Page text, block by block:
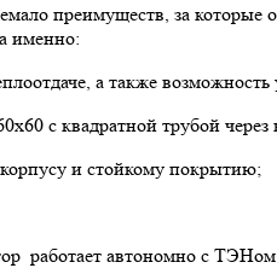
преимуществ, за
именно:
а также
с квадратной трубой
и стойкому покрытию;
работает автономно с ТЭНом.